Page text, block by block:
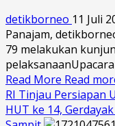
detikborneo 11 Juli
Panajam,
79 melakukan
Read More Read
RI Tinjau Persiapan
HUT ke 14,